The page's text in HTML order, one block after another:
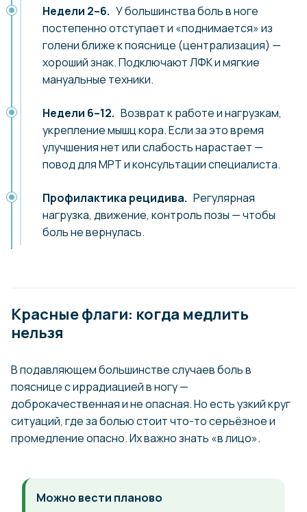
Недели 2–6. У большинства боль в ноге
постепенно отступает и «поднимается» из
голени ближе к пояснице (централизация) —
хороший знак. Подключают ЛФК и мягкие
мануальные техники.
Недели 6–12. Возврат к работе и нагрузкам,
укрепление мышц кора. Если за это время
улучшения нет или слабость нарастает —
повод для МРТ и консультации специалиста.
Профилактика рецидива. Регулярная
нагрузка, движение, контроль позы — чтобы
боль не вернулась.
Красные флаги: когда медлить
нельзя
В подавляющем большинстве случаев боль в
пояснице с иррадиацией в ногу —
доброкачественная и не опасная. Но есть узкий круг
ситуаций, где за болью стоит что-то серьёзное и
промедление опасно. Их важно знать «в лицо».
Можно вести планово